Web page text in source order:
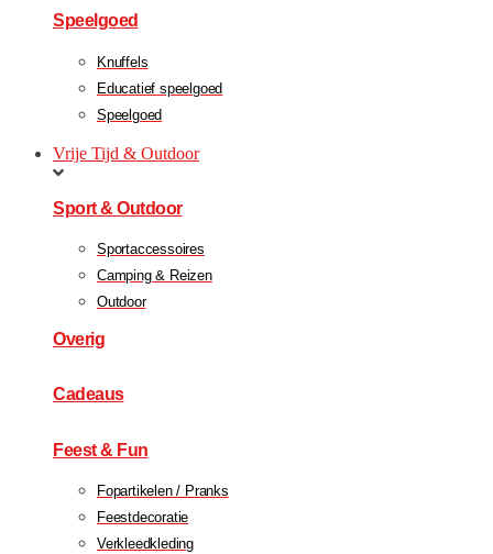
Speelgoed
Knuffels
Educatief speelgoed
Speelgoed
Vrije Tijd & Outdoor
Sport & Outdoor
Sportaccessoires
Camping & Reizen
Outdoor
Overig
Cadeaus
Feest & Fun
Fopartikelen / Pranks
Feestdecoratie
Verkleedkleding